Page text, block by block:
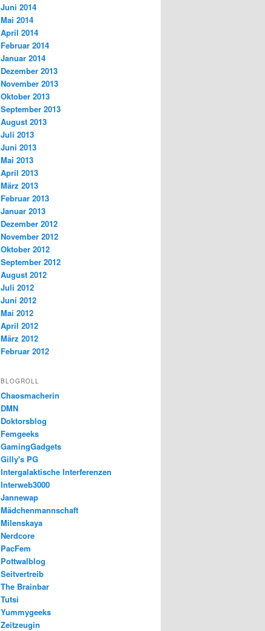
Juni 2014
Mai 2014
April 2014
Februar 2014
Januar 2014
Dezember 2013
November 2013
Oktober 2013
September 2013
August 2013
Juli 2013
Juni 2013
Mai 2013
April 2013
März 2013
Februar 2013
Januar 2013
Dezember 2012
November 2012
Oktober 2012
September 2012
August 2012
Juli 2012
Juni 2012
Mai 2012
April 2012
März 2012
Februar 2012
BLOGROLL
Chaosmacherin
DMN
Doktorsblog
Femgeeks
GamingGadgets
Gilly's PG
Intergalaktische Interferenzen
Interweb3000
Jannewap
Mädchenmannschaft
Milenskaya
Nerdcore
PacFem
Pottwalblog
Seitvertreib
The Brainbar
Tutsi
Yummygeeks
Zeitzeugin